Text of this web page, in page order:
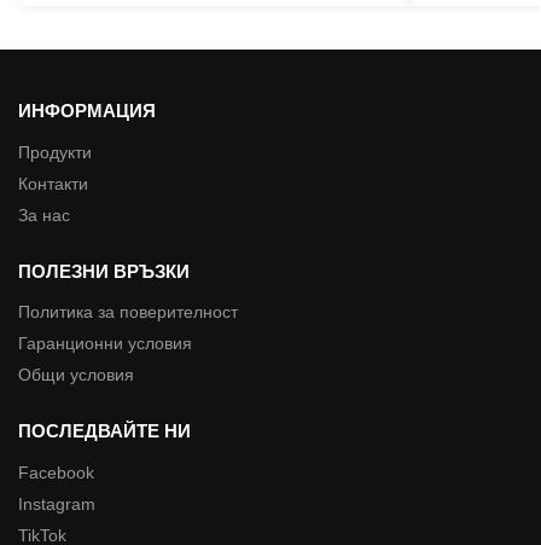
ИНФОРМАЦИЯ
Продукти
Контакти
За нас
ПОЛЕЗНИ ВРЪЗКИ
Политика за поверителност
Гаранционни условия
Общи условия
ПОСЛЕДВАЙТЕ НИ
Facebook
Instagram
TikTok